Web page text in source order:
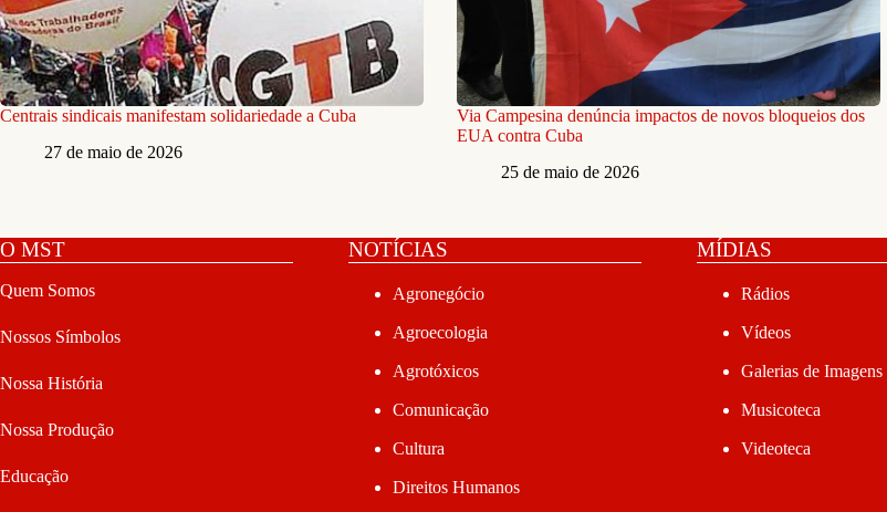
Centrais sindicais manifestam solidariedade a Cuba
27 de maio de 2026
Via Campesina denúncia impactos de novos bloqueios dos
EUA contra Cuba
25 de maio de 2026
O MST
Quem Somos
Nossos Símbolos
Nossa História
Nossa Produção
Educação
NOTÍCIAS
Agronegócio
Agroecologia
Agrotóxicos
Comunicação
Cultura
Direitos Humanos
MÍDIAS
Rádios
Vídeos
Galerias de Imagens
Musicoteca
Videoteca